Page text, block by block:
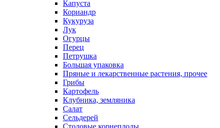
Капуста
Кориандр
Кукуруза
Лук
Огурцы
Перец
Петрушка
Большая упаковка
Пряные и лекарственные растения, прочее
Грибы
Картофель
Клубника, земляника
Салат
Сельдерей
Столовые корнеплоды